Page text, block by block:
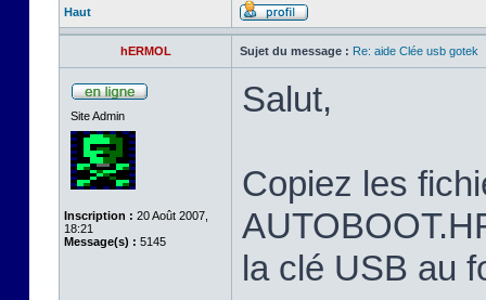
Haut
hERMOL Sujet du message : Re: aide Clée usb gotek
Site Admin
Inscription : 20 Août 2007,
18:21
Message(s) : 5145
Salut,
Copiez les
la clé USB au